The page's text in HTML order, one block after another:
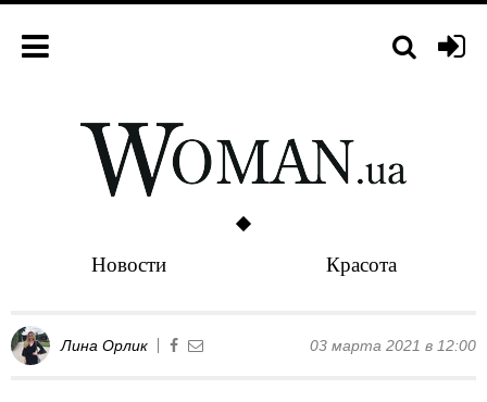
Новости Красота
Лина Орлик 03 марта 2021 в 12:00